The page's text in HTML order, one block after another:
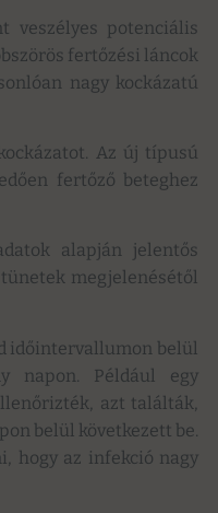
veszélyes potenciális
fertőzési láncok
nagy kockázatú
Az új típusú
fertőző beteghez
alapján jelentős
megjelenésétől
időintervallumon belül
napon. Például egy
azt találták,
belül következett be.
hogy az infekció nagy